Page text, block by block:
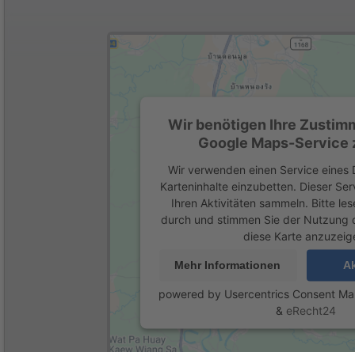
Wir benötigen Ihre
Google Maps-Service
Wir verwenden einen Service eines
Karteninhalte einzubetten. Dieser
Ihren Aktivitäten sammeln. Bitte
durch und stimmen Sie der Nutzung
diese Karte
Mehr Informationen
powered by Usercentrics Consent
& eRecht24